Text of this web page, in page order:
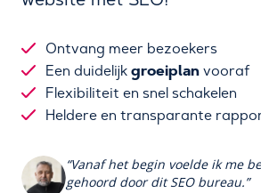
Ontvang meer bezoekers
Een duidelijk groeiplanvooraf
Flexibiliteit en snel schakelen
Heldere en transparante
“Vanaf het begin voelde ik me
gehoord door dit SEO bureau.”